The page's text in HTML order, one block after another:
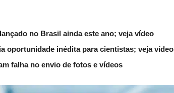
no Brasil ainda este ano; veja vídeo
oportunidade inédita para cientistas; veja vídeo
falha no envio de fotos e vídeos